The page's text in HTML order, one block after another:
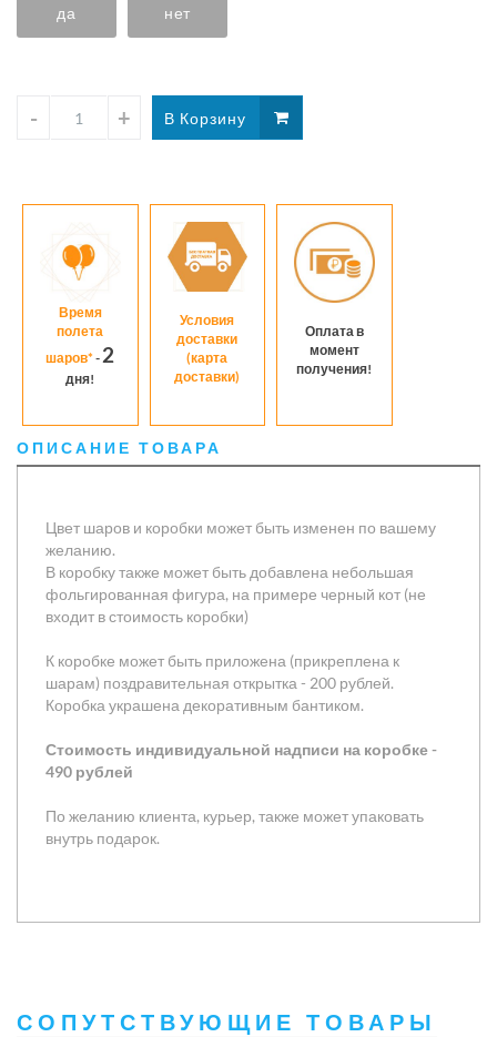
да нет
Время
полета
шаров*- 2
дня!
Условия
доставки
(карта
доставки)
Оплата в
момент
получения!
ОПИСАНИЕ ТОВАРА
Цвет шаров и коробки может быть изменен по вашему
желанию.
В коробку также может быть добавлена небольшая
фольгированная фигура, на примере черный кот (не
входит в стоимость коробки)
К коробке может быть приложена (прикреплена к
шарам) поздравительная открытка - 200 рублей.
Коробка украшена декоративным бантиком.
Стоимость индивидуальной надписи на коробке -
490 рублей
По желанию клиента, курьер, также может упаковать
внутрь подарок.
СОПУТСТВУЮЩИЕ ТОВАРЫ